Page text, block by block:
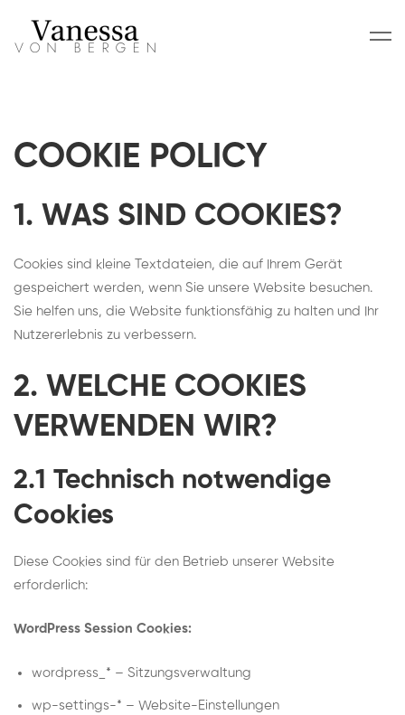
Cookies
COOKIE POLICY
1. WAS SIND COOKIES?
Cookies sind kleine Textdateien, die auf Ihrem Gerät
gespeichert werden, wenn Sie unsere Website besuchen.
Sie helfen uns, die Website funktionsfähig zu halten und Ihr
Nutzererlebnis zu verbessern.
2. WELCHE COOKIES
VERWENDEN WIR?
2.1 Technisch notwendige
Cookies
Diese Cookies sind für den Betrieb unserer Website
erforderlich:
WordPress Session Cookies:
wordpress_* – Sitzungsverwaltung
wp-settings-* – Website-Einstellungen